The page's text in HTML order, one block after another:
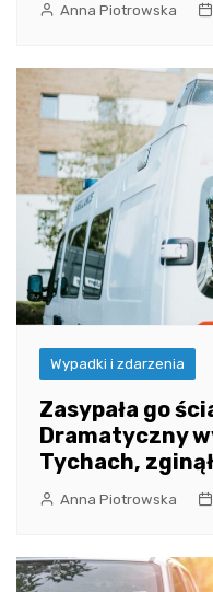
Anna Piotrowska
Wypadki i zdarzenia
Zasypała go
Dramatyczny
Tychach,
Anna Piotrowska